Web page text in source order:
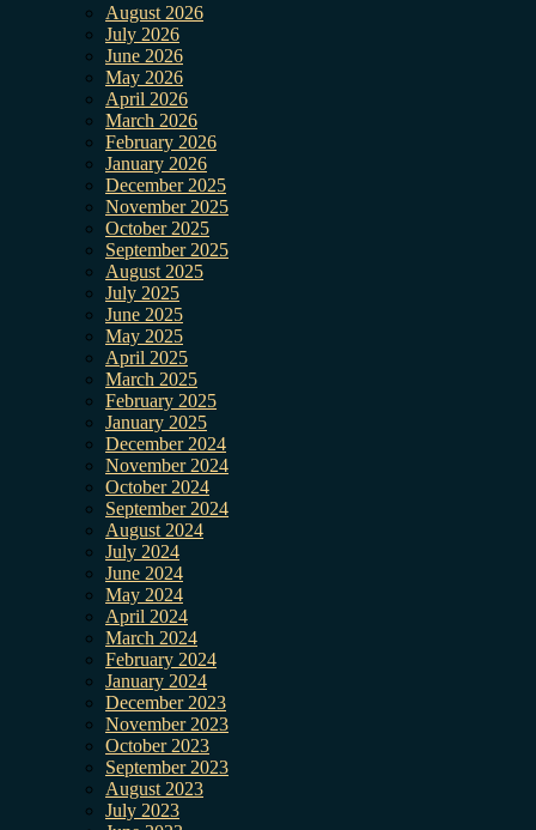
August 2026
July 2026
June 2026
May 2026
April 2026
March 2026
February 2026
January 2026
December 2025
November 2025
October 2025
September 2025
August 2025
July 2025
June 2025
May 2025
April 2025
March 2025
February 2025
January 2025
December 2024
November 2024
October 2024
September 2024
August 2024
July 2024
June 2024
May 2024
April 2024
March 2024
February 2024
January 2024
December 2023
November 2023
October 2023
September 2023
August 2023
July 2023